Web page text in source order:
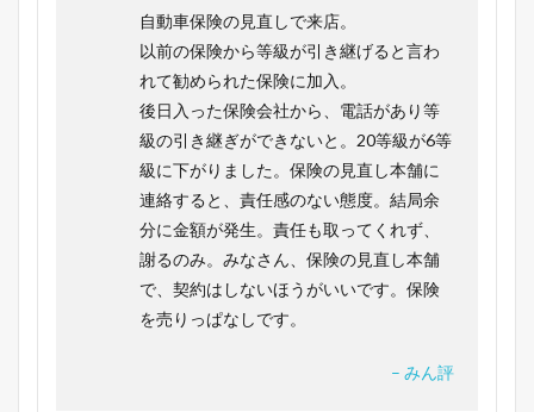
自動車保険の見直しで来店。
以前の保険から等級が引き継げると言わ
れて勧められた保険に加入。
後日入った保険会社から、電話があり等
級の引き継ぎができないと。20等級が6等
級に下がりました。保険の見直し本舗に
連絡すると、責任感のない態度。結局余
分に金額が発生。責任も取ってくれず、
謝るのみ。みなさん、保険の見直し本舗
で、契約はしないほうがいいです。保険
を売りっぱなしです。
– みん評